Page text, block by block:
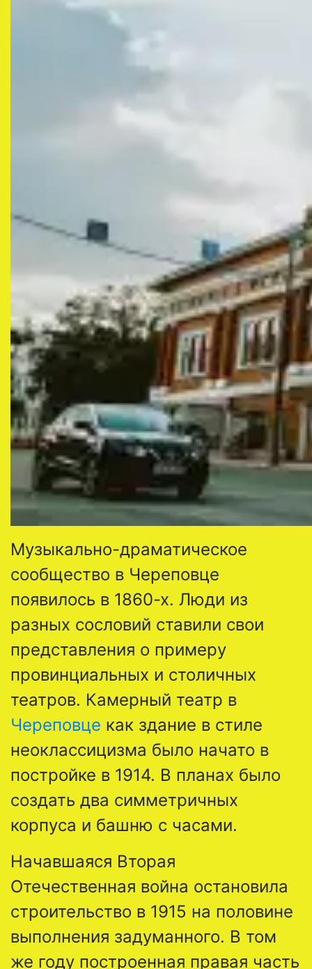
Музыкально-драматическое
сообщество в Череповце
появилось в 1860-х. Люди из
разных сословий ставили свои
представления о примеру
провинциальных и столичных
театров. Камерный театр в
Череповце как здание в стиле
неоклассицизма было начато в
постройке в 1914. В планах было
создать два симметричных
корпуса и башню с часами.
Начавшаяся Вторая
Отечественная война остановила
строительство в 1915 на половине
выполнения задуманного. В том
же году построенная правая часть